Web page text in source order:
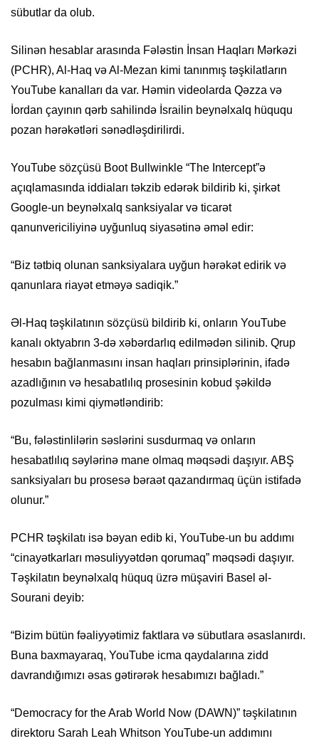
sübutlar da olub.
Silinən hesablar arasında Fələstin İnsan Haqları Mərkəzi
(PCHR), Al-Haq və Al-Mezan kimi tanınmış təşkilatların
YouTube kanalları da var. Həmin videolarda Qəzza və
İordan çayının qərb sahilində İsrailin beynəlxalq hüququ
pozan hərəkətləri sənədləşdirilirdi.
YouTube sözçüsü Boot Bullwinkle “The Intercept”ə
açıqlamasında iddiaları təkzib edərək bildirib ki, şirkət
Google-un beynəlxalq sanksiyalar və ticarət
qanunvericiliyinə uyğunluq siyasətinə əməl edir:
“Biz tətbiq olunan sanksiyalara uyğun hərəkət edirik və
qanunlara riayət etməyə sadiqik.”
Əl-Haq təşkilatının sözçüsü bildirib ki, onların YouTube
kanalı oktyabrın 3-də xəbərdarlıq edilmədən silinib. Qrup
hesabın bağlanmasını insan haqları prinsiplərinin, ifadə
azadlığının və hesabatlılıq prosesinin kobud şəkildə
pozulması kimi qiymətləndirib:
“Bu, fələstinlilərin səslərini susdurmaq və onların
hesabatlılıq səylərinə mane olmaq məqsədi daşıyır. ABŞ
sanksiyaları bu prosesə bəraət qazandırmaq üçün istifadə
olunur.”
PCHR təşkilatı isə bəyan edib ki, YouTube-un bu addımı
“cinayətkarları məsuliyyətdən qorumaq” məqsədi daşıyır.
Təşkilatın beynəlxalq hüquq üzrə müşaviri Basel əl-
Sourani deyib:
“Bizim bütün fəaliyyətimiz faktlara və sübutlara əsaslanırdı.
Buna baxmayaraq, YouTube icma qaydalarına zidd
davrandığımızı əsas gətirərək hesabımızı bağladı.”
“Democracy for the Arab World Now (DAWN)” təşkilatının
direktoru Sarah Leah Whitson YouTube-un addımını